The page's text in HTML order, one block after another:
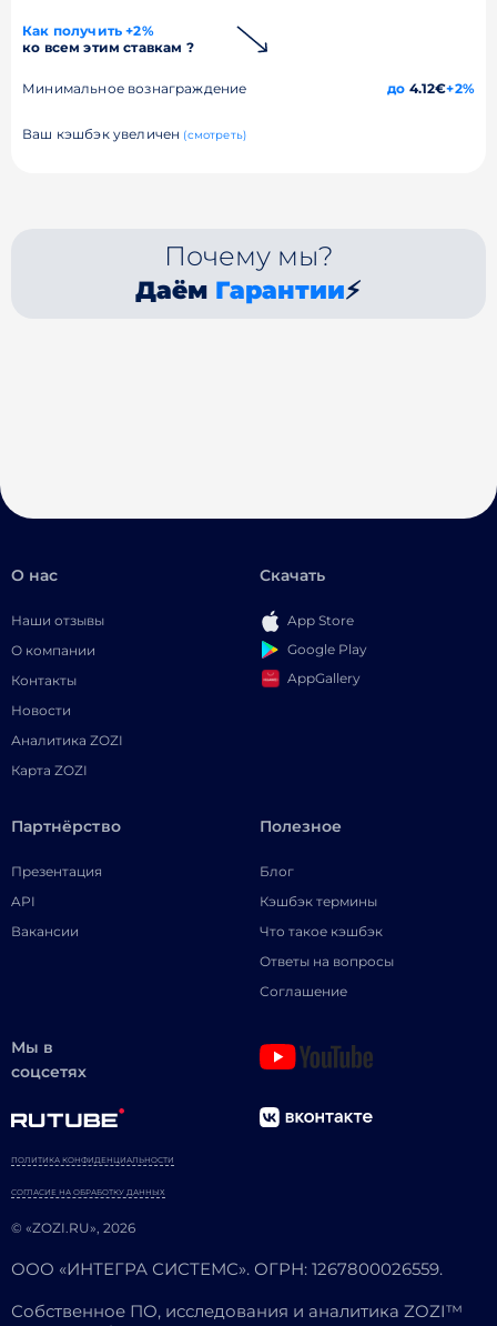
Как получить +2%
ко всем этим ставкам ?
Минимальное вознаграждение до 4.12€+2%
Ваш кэшбэк увеличен (смотреть)
Почему мы?
Даём Гарантии⚡
О нас
Наши отзывы
О компании
Контакты
Новости
Аналитика ZOZI
Карта ZOZI
Скачать
App Store
Google Play
AppGallery
Партнёрство
Презентация
API
Вакансии
Полезное
Блог
Кэшбэк термины
Что такое кэшбэк
Ответы на вопросы
Соглашение
Мы в
соцсетях
© «ZOZI.RU», 2026
ПОЛИТИКА КОНФИДЕНЦИАЛЬНОСТИ
СОГЛАСИЕ НА ОБРАБОТКУ ДАННЫХ
ООО «ИНТЕГРА СИСТЕМС». ОГРН: 1267800026559.
Собственное ПО, исследования и аналитика ZOZI™